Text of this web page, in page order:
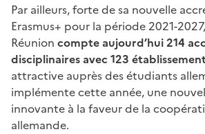
Par ailleurs, forte de sa nouvelle
Erasmus+ pour la période 2021-
Réunion compte aujourd’hui 214
disciplinaires avec 123
attractive auprès des étudiants
implémente cette année, une
innovante à la faveur de la
allemande.